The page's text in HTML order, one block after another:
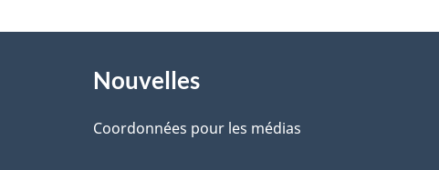
a
l
proposNouvelles
Coordonnées pour les médias